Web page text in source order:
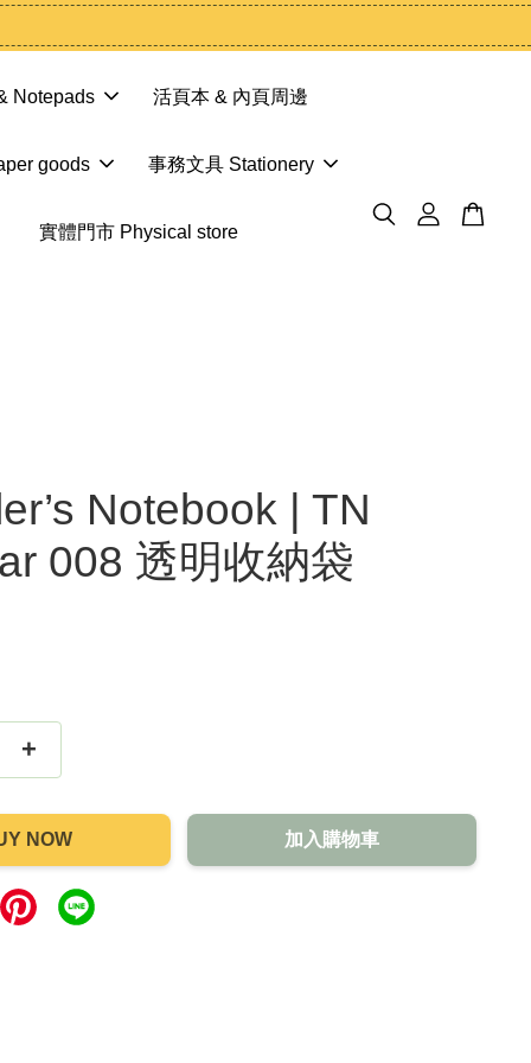
Notepads 活頁本 & 內頁周邊
goods 事務文具 Stationery
實體門市 Physical store
Notebook | TN
008 透明收納袋
+
NOW 加入購物車